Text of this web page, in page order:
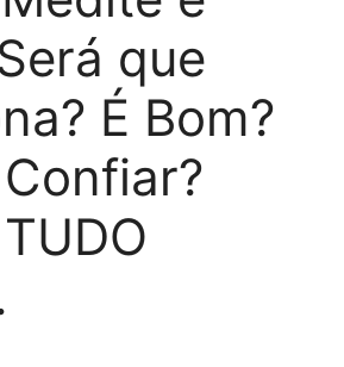
que
É Bom?